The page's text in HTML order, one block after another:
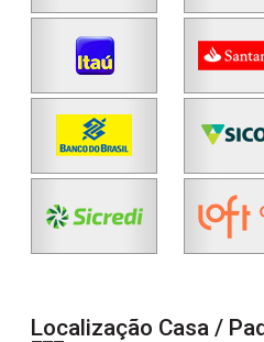
Localização Casa /